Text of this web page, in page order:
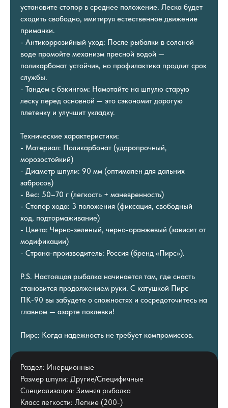
установите стопор в среднее положение. Леска будет
сходить свободно, имитируя естественное движение
приманки.
- Антикоррозийный уход: После рыбалки в соленой
воде промойте механизм пресной водой —
поликарбонат устойчив, но профилактика продлит срок
службы.
- Тандем с бэкингом: Намотайте на шпулю старую
леску перед основной — это сэкономит дорогую
плетенку и улучшит укладку.
Технические характеристики:
- Материал: Поликарбонат (ударопрочный,
морозостойкий)
- Диаметр шпули: 90 мм (оптимален для дальних
забросов)
- Вес: 50–70 г (легкость + маневренность)
- Стопор хода: 3 положения (фиксация, свободный
ход, подтормаживание)
- Цвета: Черно-зеленый, черно-оранжевый (зависит от
модификации)
- Страна-производитель: Россия (бренд «Пирс»).
P.S. Настоящая рыбалка начинается там, где снасть
становится продолжением руки. С катушкой Пирс
ПК-90 вы забудете о сложностях и сосредоточитесь на
главном — азарте поклевки!
Пирс: Когда надежность не требует компромиссов.
Раздел: Инерционные
Размер шпули: Другие/Специфичные
Специализация: Зимняя рыбалка
Класс легкости: Легкие (200-)